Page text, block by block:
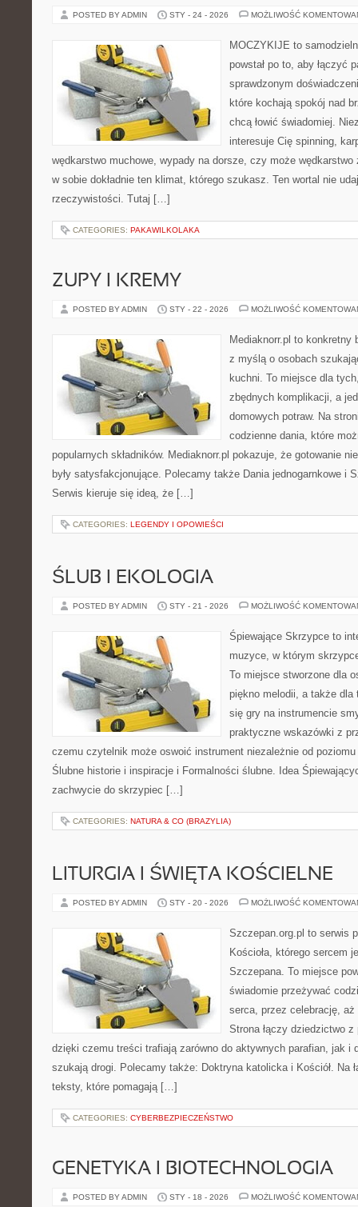
POSTED BY ADMIN STY - 24 - 2026 MOŻLIWOŚĆ
MOCZYKIJE to
powstał po to, aby łączyć
sprawdzonym
które kochają spokój nad
chcą łowić świadomiej.
interesuje Cię spinning,
wędkarstwo muchowe, wypady na dorsze, czy może
w sobie dokładnie ten klimat, którego szukasz. Ten wortal nie
rzeczywistości. Tutaj […]
CATEGORIES: PAKAWILKOLAKA
ZUPY I KREMY
POSTED BY ADMIN STY - 22 - 2026 MOŻLIWOŚĆ
Mediaknorr.pl to konkretny
z myślą o osobach
kuchni. To miejsce dla
zbędnych komplikacji, a
domowych potraw. Na
codzienne dania, które
popularnych składników. Mediaknorr.pl pokazuje, że gotowanie
były satysfakcjonujące. Polecamy także Dania jednogarnkowe i
Serwis kieruje się ideą, że […]
CATEGORIES: LEGENDY I OPOWIEŚCI
ŚLUB I EKOLOGIA
POSTED BY ADMIN STY - 21 - 2026 MOŻLIWOŚĆ
Śpiewające Skrzypce to
muzyce, w którym
To miejsce stworzone dla
piękno melodii, a także
się gry na instrumencie
praktyczne wskazówki z
czemu czytelnik może oswoić instrument niezależnie od
Ślubne historie i inspiracje i Formalności ślubne. Idea
zachwycie do skrzypiec […]
CATEGORIES: NATURA & CO (BRAZYLIA)
LITURGIA I ŚWIĘTA KOŚCIELNE
POSTED BY ADMIN STY - 20 - 2026 MOŻLIWOŚĆ
Szczepan.org.pl to serwis
Kościoła, którego sercem
Szczepana. To miejsce
świadomie przeżywać
serca, przez celebrację,
Strona łączy dziedzictwo
dzięki czemu treści trafiają zarówno do aktywnych parafian, jak i
szukają drogi. Polecamy także: Doktryna katolicka i Kościół. Na
teksty, które pomagają […]
CATEGORIES: CYBERBEZPIECZEŃSTWO
GENETYKA I BIOTECHNOLOGIA
POSTED BY ADMIN STY - 18 - 2026 MOŻLIWOŚĆ